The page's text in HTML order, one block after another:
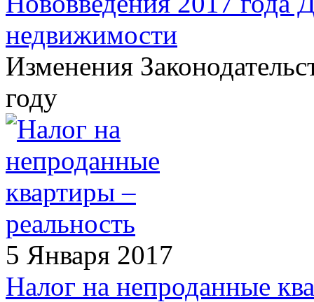
недвижимости
Изменения
году
5 Января 2017
Налог на непроданные